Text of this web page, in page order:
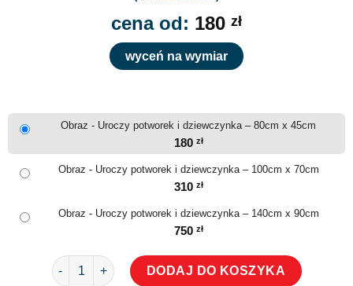
cena od: 180 zł
wyceń na wymiar
Obraz - Uroczy potworek i dziewczynka – 80cm x 45cm
180 zł
Obraz - Uroczy potworek i dziewczynka – 100cm x 70cm
310 zł
Obraz - Uroczy potworek i dziewczynka – 140cm x 90cm
750 zł
ilość Obraz - Uroczy potworek i dziewczynka
DODAJ DO KOSZYKA